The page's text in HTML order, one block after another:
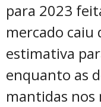
para 2023
mercado caiu
estimativa
enquanto as
mantidas nos